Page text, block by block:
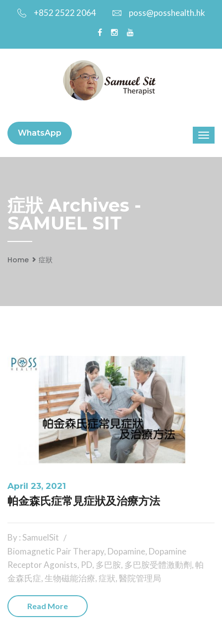
+852 2522 2064 poss@posshealth.hk
WhatsApp
症狀 Archives -
SAMUEL SIT
Home 症狀
April 23, 2021
帕金森氏症常見症狀及治療方法
By : SamuelSit
Biomagnetic Pair Therapy, Dopamine, Dopamine
Receptor Agonists, PD, 多巴胺, 多巴胺受體激動劑,帕
金森氏症, 生物磁能治療,症狀, 醫院管理局
Read More